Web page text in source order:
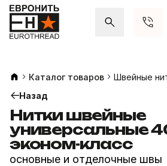
Каталог товаров
Швейные
Назад
Нитки швейные
универсальные
эконом-класс
основные и отделочные швы